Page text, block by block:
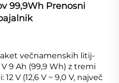
99,9Wh Prenosni
večnamenskih litij-
V 9 Ah (99,9 Wh) z tremi
V (12,6 V ~ 9,0 V, največ